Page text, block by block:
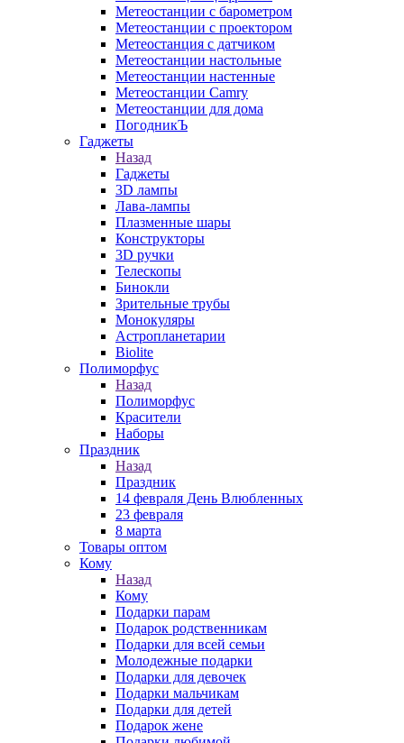
Метеостанции с барометром
Метеостанции с проектором
Метеостанция с датчиком
Метеостанции настольные
Метеостанции настенные
Метеостанции Camry
Метеостанции для дома
ПогодникЪ
Гаджеты
Назад
Гаджеты
3D лампы
Лава-лампы
Плазменные шары
Конструкторы
3D ручки
Телескопы
Бинокли
Зрительные трубы
Монокуляры
Астропланетарии
Biolite
Полиморфус
Назад
Полиморфус
Красители
Наборы
Праздник
Назад
Праздник
14 февраля День Влюбленных
23 февраля
8 марта
Товары оптом
Кому
Назад
Кому
Подарки парам
Подарок родственникам
Подарки для всей семьи
Молодежные подарки
Подарки для девочек
Подарки мальчикам
Подарки для детей
Подарок жене